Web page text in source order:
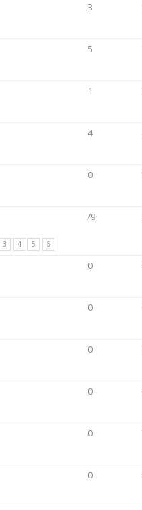
3
5
1
4
0
3 4 5 6
79
0
0
0
0
0
0